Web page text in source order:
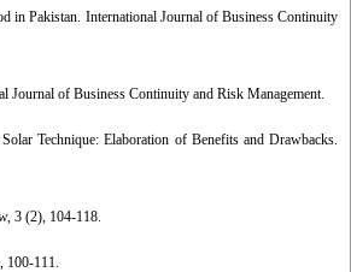
in Pakistan. International Journal of Business Continuity
Journal of Business Continuity and Risk Management.
Technique: Elaboration of Benefits and Drawbacks.
3 (2), 104-118.
100-111.